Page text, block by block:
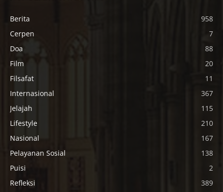
Berita
958
Cerpen
7
Doa
88
Film
20
Filsafat
11
Internasional
367
Jelajah
115
Lifestyle
210
Nasional
167
Pelayanan Sosial
138
Puisi
2
Refleksi
389